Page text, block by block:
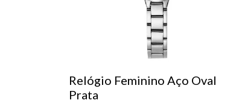
Relógio Feminino Aço Oval
Prata